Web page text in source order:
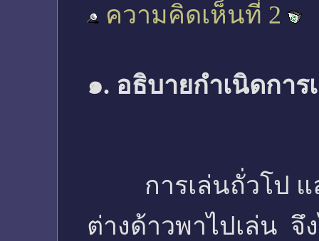
ความคิดเห็นที่ 2
๑. อธิบายกำเนิดกา
การเล่นถั่วโป แล
ต่างด้าวพาไปเล่น จึ